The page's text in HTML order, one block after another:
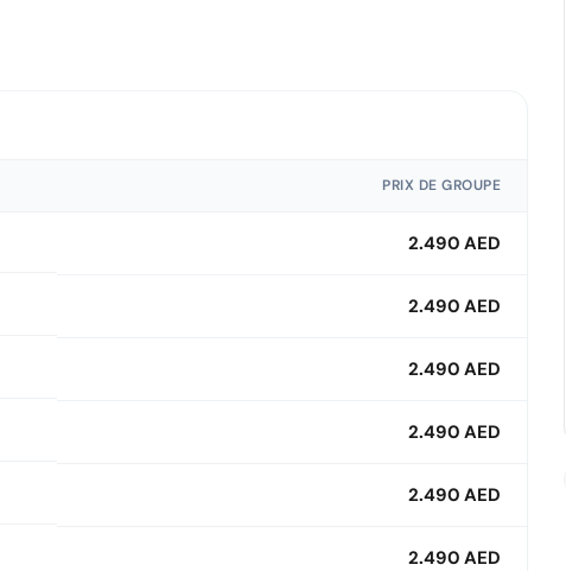
PRIX DE GROUPE
2.490 AED
2.490 AED
2.490 AED
2.490 AED
2.490 AED
2.490 AED